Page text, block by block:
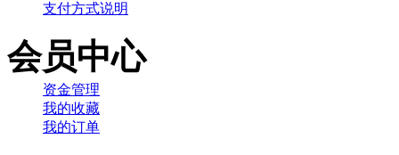
支付方式说明
会员中心
资金管理
我的收藏
我的订单